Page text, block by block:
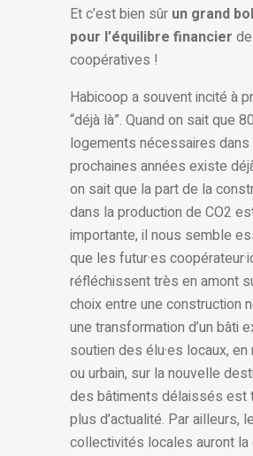
Et c’est bien sûr un grand
pour l’équilibre financier
coopératives !
Habicoop a souvent incité à
“déjà là”. Quand on sait que
logements nécessaires
prochaines années existe
on sait que la part de la
dans la production de CO2
importante, il nous semble
que les futur·es
réfléchissent très en amont
choix entre une construction
une transformation d’un bâti
soutien des élu·es locaux, en
ou urbain, sur la nouvelle
des bâtiments délaissés est
plus d’actualité. Par ailleurs,
collectivités locales auront la